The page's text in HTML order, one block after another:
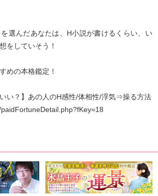
選んだあなたは、H小説が書けるくらい、い
をしていそう！
めの本格鑑定！
い？】あの人のH感性/体相性/浮気⇒操る方法